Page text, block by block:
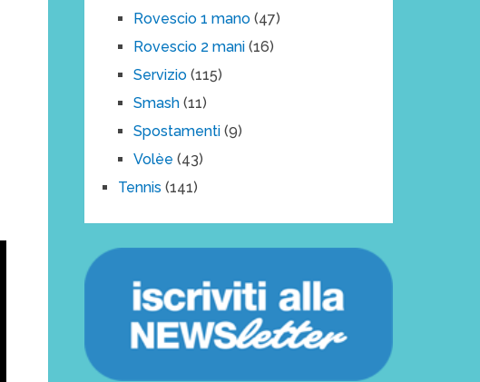
Rovescio 1 mano (47)
Rovescio 2 mani (16)
Servizio (115)
Smash (11)
Spostamenti (9)
Volèe (43)
Tennis (141)